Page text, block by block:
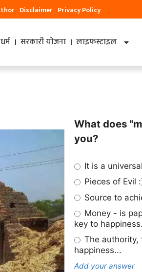
Disclaimer Privacy Policy
धर्म सरकारी योजना लाइफस्टाइल
What does
you?
It is a
Pieces of Evil
Source to
Money - is
key to
The authority,
happiness...
Add your answer